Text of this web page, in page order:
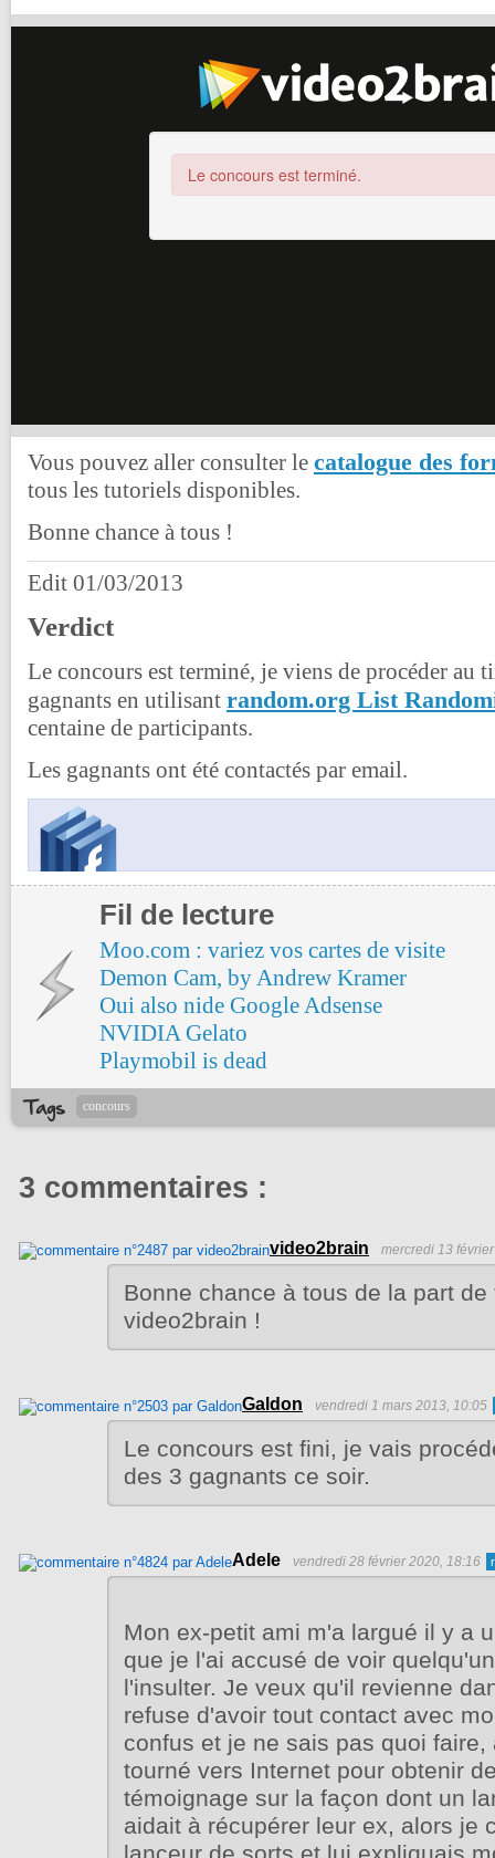
Vous pouvez aller consulter le catalogue des
tous les tutoriels disponibles.
Bonne chance à tous !
Edit 01/03/2013
Verdict
Le concours est terminé, je viens de procéder au
gagnants en utilisant random.org List
centaine de participants.
Les gagnants ont été contactés par email.
Fil de lecture
Moo.com : variez vos cartes de visite
Demon Cam, by Andrew Kramer
Oui also nide Google Adsense
NVIDIA Gelato
Playmobil is dead
concours
3 commentaires :
video2brain mercredi 13
Bonne chance à tous de la part
video2brain !
Galdon vendredi 1 mars 2013, 10:05
Le concours est fini, je vais
des 3 gagnants ce soir.
Adele vendredi 28 février 2020, 18:16
Mon ex-petit ami m'a largué il y a
que je l'ai accusé de voir
l'insulter. Je veux qu'il revienne
refuse d'avoir tout contact avec
confus et je ne sais pas quoi
tourné vers Internet pour obtenir
témoignage sur la façon dont un
aidait à récupérer leur ex, alors je